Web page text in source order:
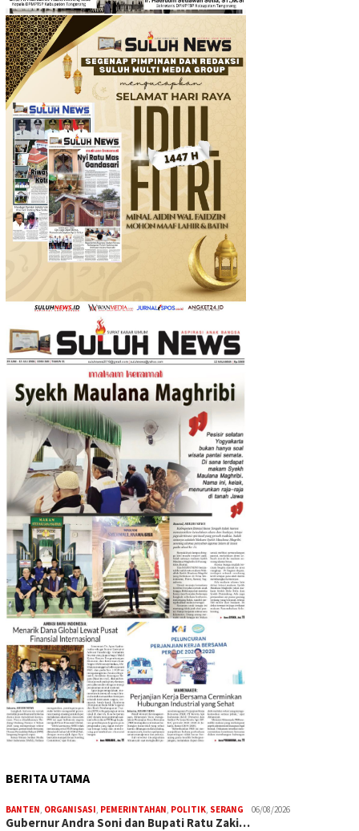
BERITA UTAMA
BANTEN ORGANISASI PEMERINTAHAN POLITIK SERANG 06/08/2026
Gubernur Andra Soni dan Bupati Ratu Zaki…